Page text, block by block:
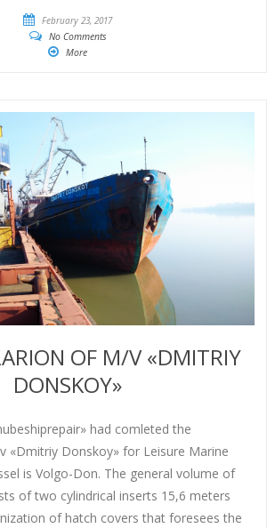
February 23, 2017
No Comments
More
OF M/V «DMITRIY
DONSKOY»
had comleted the
«Dmitriy Donskoy» for Leisure Marine
is Volgo-Don. The general volume of
of two cylindrical inserts 15,6 meters
of hatch covers that foresees the